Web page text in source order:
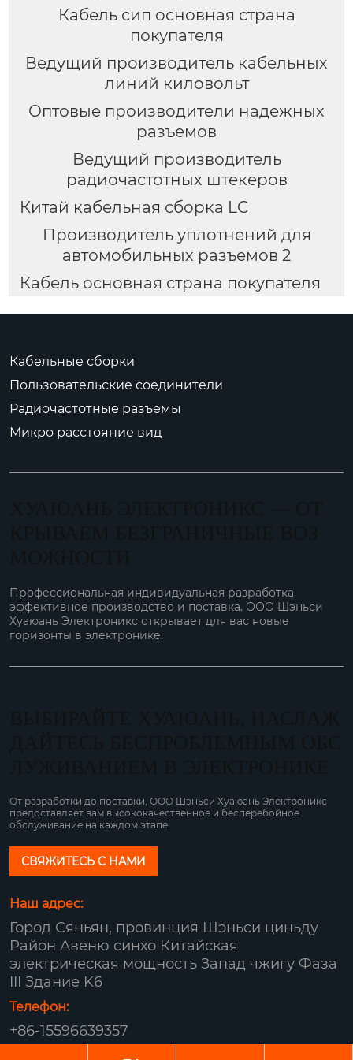
Кабель сип основная страна
покупателя
Ведущий производитель кабельных
линий киловольт
Оптовые производители надежных
разъемов
Ведущий производитель
радиочастотных штекеров
Китай кабельная сборка LC
Производитель уплотнений для
автомобильных разъемов 2
Кабель основная страна покупателя
Кабельные сборки
Пользовательские соединители
Радиочастотные разъемы
Микро расстояние вид
Профессиональная индивидуальная разработка,
эффективное производство и поставка. ООО Шэньси
Хуаюань Электроникс открывает для вас новые
горизонты в электронике.
От разработки до поставки, ООО Шэньси Хуаюань Электроникс
предоставляет вам высококачественное и бесперебойное
обслуживание на каждом этапе.
СВЯЖИТЕСЬ С НАМИ
Наш адрес:
Город Сяньян, провинция Шэньси циньду
Район Авеню синхо Китайская
электрическая мощность Запад чжигу Фаза
III Здание K6
Телефон:
+86-15596639357